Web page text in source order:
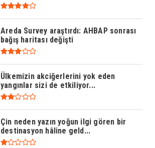
Areda Survey araştırdı: AHBAP sonrası
bağış haritası değişti
Ülkemizin akciğerlerini yok eden
yangınlar sizi de etkiliyor...
Çin neden yazın yoğun ilgi gören bir
destinasyon hâline geld...